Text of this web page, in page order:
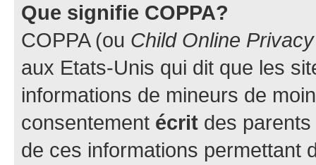
Que signifie COPPA?
COPPA (ou Child Online
aux Etats-Unis qui dit que les
informations de mineurs de
consentement écrit des parents
de ces informations permettant